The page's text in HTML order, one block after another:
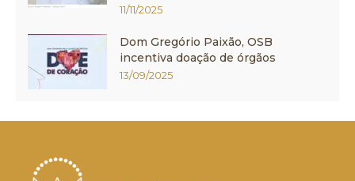
11/11/2025
Dom Gregório Paixão, OSB
incentiva doação de órgãos
13/09/2025